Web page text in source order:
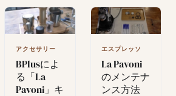
法：誰でもエ
スプレッソを
楽しめるツー
のセットアッ
プに合った選
択ガイド。
アクセサリー
BPlusによ
る「La
Pavoni」キ
エスプレッソ
La Pavoni
のメンテナ
ンス方法